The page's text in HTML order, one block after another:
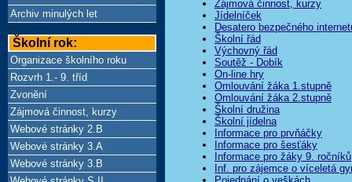
Zájmová činnost, kurzy
Jídelníček
Desatero bezpečného
Školní řád
Výchovný řád
Soutěž - Dobík
On-line hry
Omlouvání žáka 1.stupně
Omlouvání žáka 2.stupně
Školní družina
Školní jídelna
Informace pro prvňáčky
Informace pro šesťáky
Informace pro žáky 9. ročníků
Inf. pro zájemce o víceletá
Archiv minulých let
Školní rok:
Organizace školního roku
Rozvrh 1.- 9. tříd
Zvonění
Zájmová činnost, kurzy
Webové stránky 2.B
Webové stránky 3.A
Webové stránky 3.B